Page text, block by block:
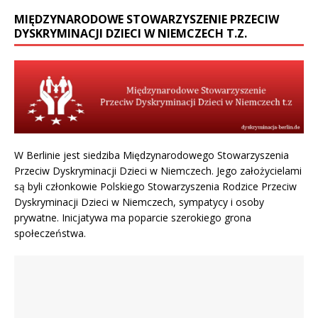
MIĘDZYNARODOWE STOWARZYSZENIE PRZECIW
DYSKRYMINACJI DZIECI W NIEMCZECH T.Z.
W Berlinie jest siedziba Międzynarodowego Stowarzyszenia
Przeciw Dyskryminacji Dzieci w Niemczech. Jego założycielami
są byli członkowie Polskiego Stowarzyszenia Rodzice Przeciw
Dyskryminacji Dzieci w Niemczech, sympatycy i osoby
prywatne. Inicjatywa ma poparcie szerokiego grona
społeczeństwa.